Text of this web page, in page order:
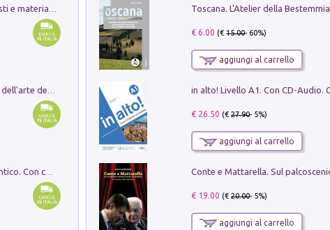
I monumenti funerari del Lazio antico. Con cartella con tavole
Toscana. L'Atelier della Bestemmia
€ 6.00 (€15.00- 60%)
aggiungi al carrello
€ 26.50 (€27.90- 5%)
aggiungi al carrello
€ 19.00 (€20.00- 5%)
aggiungi al carrello